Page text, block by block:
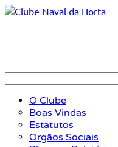
O Clube
Boas Vindas
Estatutos
Orgãos Sociais